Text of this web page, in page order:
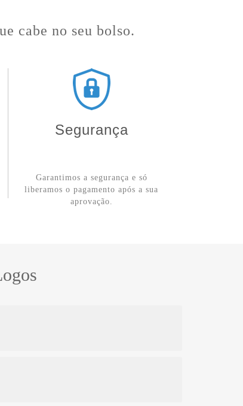
cabe no seu bolso.
Segurança
Garantimos a segurança e só
liberamos o pagamento após a sua
aprovação.